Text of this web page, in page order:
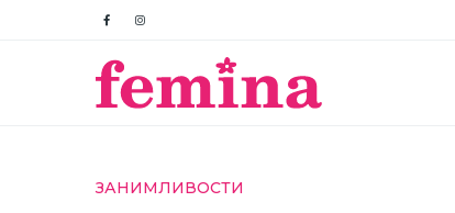
ЗАНИМЛИВОСТИ